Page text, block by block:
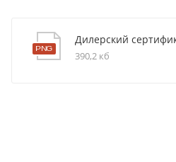
Дилерский
390,2 кб